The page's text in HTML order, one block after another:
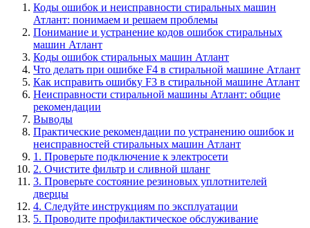
Коды ошибок и неисправности стиральных машин
Атлант: понимаем и решаем проблемы
Понимание и устранение кодов ошибок стиральных
машин Атлант
Коды ошибок стиральных машин Атлант
Что делать при ошибке F4 в стиральной машине Атлант
Как исправить ошибку F3 в стиральной машине Атлант
Неисправности стиральной машины Атлант: общие
рекомендации
Выводы
Практические рекомендации по устранению ошибок и
неисправностей стиральных машин Атлант
1. Проверьте подключение к электросети
2. Очистите фильтр и сливной шланг
3. Проверьте состояние резиновых уплотнителей
дверцы
4. Следуйте инструкциям по эксплуатации
5. Проводите профилактическое обслуживание